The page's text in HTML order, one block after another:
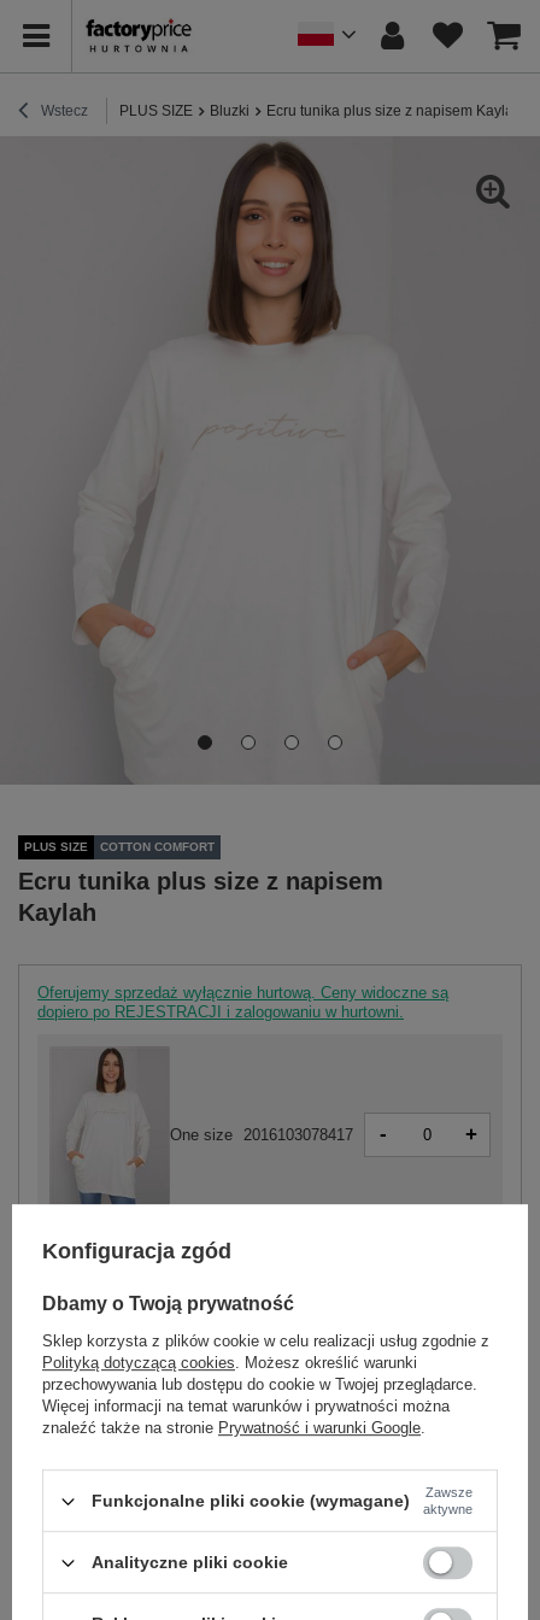
Wstecz PLUS SIZE Bluzki Ecru tunika plus size z napisem Kaylah
PLUS SIZE COTTON COMFORT
Ecru tunika plus size z napisem
Kaylah
Oferujemy sprzedaż wyłącznie hurtową. Ceny widoczne są
dopiero po REJESTRACJI i zalogowaniu w hurtowni.
One size 2016103078417 - +
ZALOGUJ SIĘ I ZOBACZ CENĘ
Masz pytanie? Chętnie pomożemy.
Zadzwoń+48 601 547 740 Zadaj pytanie
RELEVANCE
dominujący
dekolt
okrągły
Konfiguracja zgód
Dbamy o Twoją prywatność
Sklep korzysta z plików cookie w celu realizacji usług zgodnie z
Polityką dotyczącą cookies. Możesz określić warunki
przechowywania lub dostępu do cookie w Twojej przeglądarce.
Więcej informacji na temat warunków i prywatności można
znaleźć także na stronie Prywatność i warunki Google.
Funkcjonalne pliki cookie (wymagane)
Zawsze
aktywne
Analityczne pliki cookie